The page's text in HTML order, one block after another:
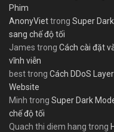
Phim
AnonyViettrong Super
sang chế độ tối
James trong Cách cài đặt
vĩnh viễn
besttrong Cách DDoS
Website
Minh trong Super Dark
chế độ tối
Quach thi diem hang trong